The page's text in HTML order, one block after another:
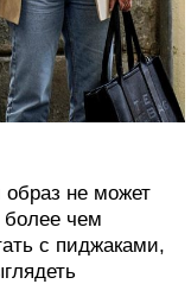
образ не может
чем
с пиджаками,